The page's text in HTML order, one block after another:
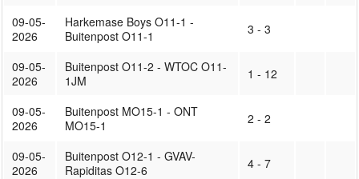
09-05-
2026
Harkemase Boys O11-1 -
Buitenpost O11-1
3 - 3
09-05-
2026
Buitenpost O11-2 - WTOC O11-
1JM
1 - 12
09-05-
2026
Buitenpost MO15-1 - ONT
MO15-1
2 - 2
09-05-
2026
Buitenpost O12-1 - GVAV-
Rapiditas O12-6
4 - 7